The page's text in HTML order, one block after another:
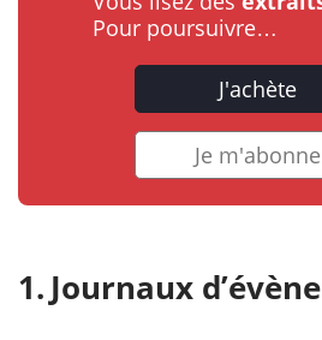
Pour poursuivre…
J'achète
Je m'abonne
Journaux